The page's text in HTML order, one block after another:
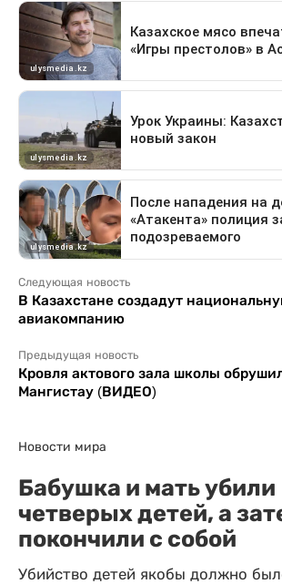
Следующая новость
В Казахстане создадут
авиакомпанию
Предыдущая новость
Кровля актового зала школы
Мангистау (ВИДЕО)
Новости мира
Бабушка и мать убили
четверых детей, а
покончили с собой
Убийство детей якобы должно